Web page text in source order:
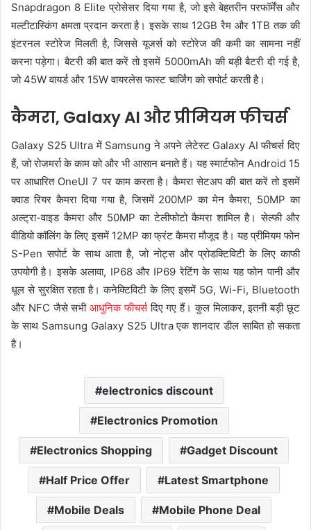
Snapdragon 8 Elite प्रोसेसर दिया गया है, जो इसे बेहतरीन परफॉर्मेंस और
मल्टीटास्किंग क्षमता प्रदान करता है। इसके साथ 12GB रैम और 1TB तक की
इंटरनल स्टोरेज मिलती है, जिससे यूजर्स को स्टोरेज की कमी का सामना नहीं
करना पड़ेगा। बैटरी की बात करें तो इसमें 5000mAh की बड़ी बैटरी दी गई है,
जो 45W वायर्ड और 15W वायरलेस फास्ट चार्जिंग को सपोर्ट करती है।
कैमरा, Galaxy AI और प्रीमियम फीचर्स
Galaxy S25 Ultra में Samsung ने अपने लेटेस्ट Galaxy AI फीचर्स दिए
हैं, जो रोजमर्रा के काम को और भी आसान बनाते हैं। यह स्मार्टफोन Android 15
पर आधारित OneUI 7 पर काम करता है। कैमरा सेटअप की बात करें तो इसमें
क्वाड रियर कैमरा दिया गया है, जिसमें 200MP का मेन कैमरा, 50MP का
अल्ट्रा-वाइड कैमरा और 50MP का टेलीफोटो कैमरा शामिल है। सेल्फी और
वीडियो कॉलिंग के लिए इसमें 12MP का फ्रंट कैमरा मौजूद है। यह प्रीमियम फोन
S-Pen सपोर्ट के साथ आता है, जो नोट्स और प्रोडक्टिविटी के लिए काफी
उपयोगी है। इसके अलावा, IP68 और IP69 रेटिंग के साथ यह फोन पानी और
धूल से सुरक्षित रहता है। कनेक्टिविटी के लिए इसमें 5G, Wi-Fi, Bluetooth
और NFC जैसे सभीआधुनिक फीचर्सदिए गए हैं। कुल मिलाकर, इतनी बड़ी छूट
के साथ Samsung Galaxy S25 Ultra एक शानदार डील साबित हो सकता
है।
electronics discount
Electronics Promotion
Electronics Shopping Gadget Discount
Half Price Offer Latest Smartphone
Mobile Deals Mobile Phone Deal